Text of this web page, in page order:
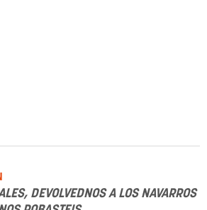
DEVOLVEDNOS A LOS NAVARROS